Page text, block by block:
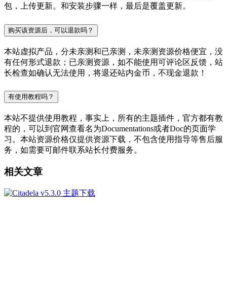
包，上传更新。和安装步骤一样，最后是覆盖更新。
购买该资源后，可以退款吗？
本站虚拟产品，分未亲测和已亲测，未亲测资源价格便宜，没
有任何形式退款；已亲测资源，如不能使用可评论区反馈，站
长检查如确认无法使用，将退还站内金币，不现金退款！
有使用教程吗？
本站不提供使用教程，事实上，所有的主题插件，官方都有教
程的，可以到官网查看名为Documentations或者Doc的页面学
习。本站资源价格仅提供资源下载，不包含使用指导等售后服
务，如需要可邮件联系站长付费服务。
相关文章